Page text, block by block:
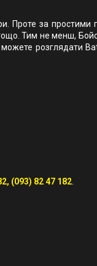
Проте за простими
Тим не менш,
можете розглядати
(093) 82 47 182